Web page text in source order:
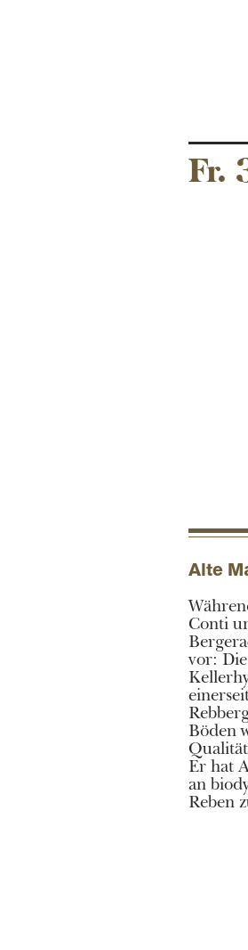
Fr.
Alte
Conti
vor:
Böden
Er hat
an
Reben
Luc
den
Kinder
Auch
unter